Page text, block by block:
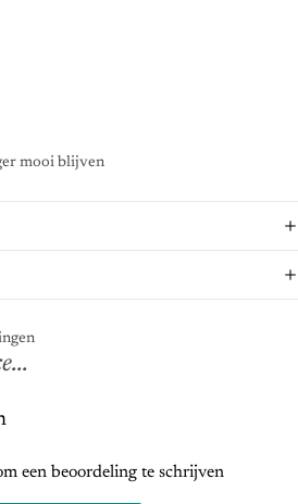
mooi blijven
een beoordeling te schrijven